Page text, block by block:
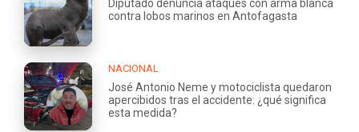
Diputado denuncia ataques con arma blanca
contra lobos marinos en Antofagasta
NACIONAL
José Antonio Neme y motociclista quedaron
apercibidos tras el accidente: ¿qué significa
esta medida?